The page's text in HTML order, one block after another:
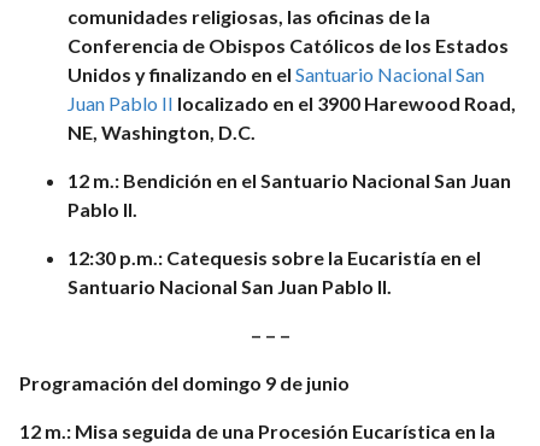
comunidades religiosas, las oficinas de la
Conferencia de Obispos Católicos de los Estados
Unidos y finalizando en elSantuario Nacional San
Juan Pablo II localizado en el 3900 Harewood Road,
NE, Washington, D.C.
12 m.: Bendición en el Santuario Nacional San Juan
Pablo II.
12:30 p.m.: Catequesis sobre la Eucaristía en el
Santuario Nacional San Juan Pablo II.
– – –
Programación del domingo 9 de junio
12 m.: Misa seguida de una Procesión Eucarística en la